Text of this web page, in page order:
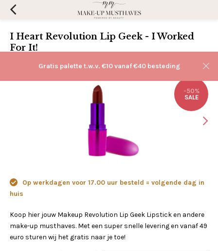
Gratis palette t.w.v. €10 vanaf €40 besteding
I Heart Revolution Lip Geek - I Worked
For It!
-50%
SALE
Op werkdagen voor 17.00 uur besteld = volgende dag in
huis
Koop hier jouw Makeup Revolution Lip Geek Lipstick en andere
make-up musthaves. Met een super snelle levering en vanaf 49
euro sturen wij het gratis naar je toe!